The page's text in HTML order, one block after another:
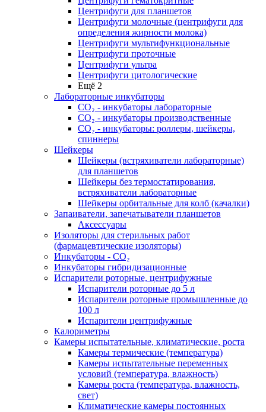
Центрифуги для планшетов
Центрифуги молочные (центрифуги для
определения жирности молока)
Центрифуги мультифункциональные
Центрифуги проточные
Центрифуги ультра
Центрифуги цитологические
Ещё 2
Лабораторные инкубаторы
СО₂ - инкубаторы лабораторные
СО₂ - инкубаторы производственные
СО₂ - инкубаторы: роллеры, шейкеры,
спиннеры
Шейкеры
Шейкеры (встряхиватели лабораторные)
для планшетов
Шейкеры без термостатирования,
встряхиватели лабораторные
Шейкеры орбитальные для колб (качалки)
Запаиватели, запечатыватели планшетов
Аксессуары
Изоляторы для стерильных работ
(фармацевтические изоляторы)
Инкубаторы - CO₂
Инкубаторы гибридизационные
Испарители роторные, центрифужные
Испарители роторные до 5 л
Испарители роторные промышленные до
100 л
Испарители центрифужные
Калориметры
Камеры испытательные, климатические, роста
Камеры термические (температура)
Камеры испытательные переменных
условий (температура, влажность)
Камеры роста (температура, влажность,
свет)
Климатические камеры постоянных